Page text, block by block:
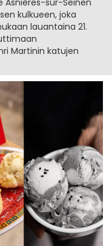
Asnières-sur-Seinen
kulkueen, joka
lauantaina 21.
Martinin katujen